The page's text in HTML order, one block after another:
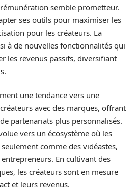
semble prometteur.
ses outils pour maximiser les
pour les créateurs. La
à de nouvelles fonctionnalités qui
les revenus passifs, diversifiant
une tendance vers une
avec des marques, offrant
partenariats plus personnalisés.
vers un écosystème où les
comme des vidéastes,
En cultivant des
les créateurs sont en mesure
et leurs revenus.